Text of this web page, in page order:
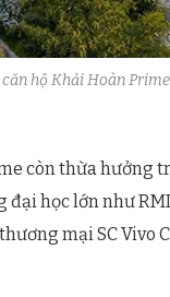
hộ Khải Hoàn
còn thừa hưởng
học lớn như
mại SC Vivo